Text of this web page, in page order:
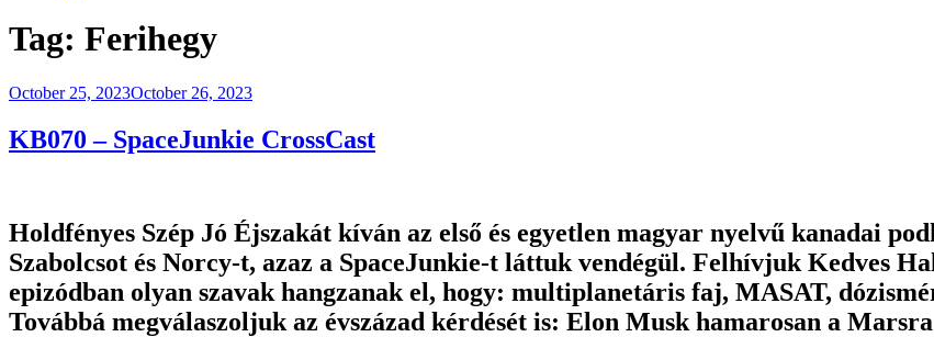
Tag: Ferihegy
Posted
October 25, 2023October 26, 2023
KB070 – SpaceJunkie CrossCast
Holdfényes Szép Jó Éjszakát kíván az első és egyetlen magyar nyelvű kanadai
Szabolcsot és Norcy-t, azaz a SpaceJunkie-t láttuk vendégül. Felhívjuk Kedves
epizódban olyan szavak hangzanak el, hogy: multiplanetáris faj, MASAT,
Továbbá megválaszoljuk az évszázad kérdését is: Elon Musk hamarosan a